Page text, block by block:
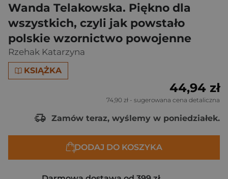
Wanda Telakowska. Piękno dla
wszystkich, czyli jak powstało
polskie wzornictwo powojenne
Rzehak Katarzyna
KSIĄŻKA
44,94 zł
74,90 zł - sugerowana cena detaliczna
Zamów teraz, wyślemy w poniedziałek.
DODAJ DO KOSZYKA